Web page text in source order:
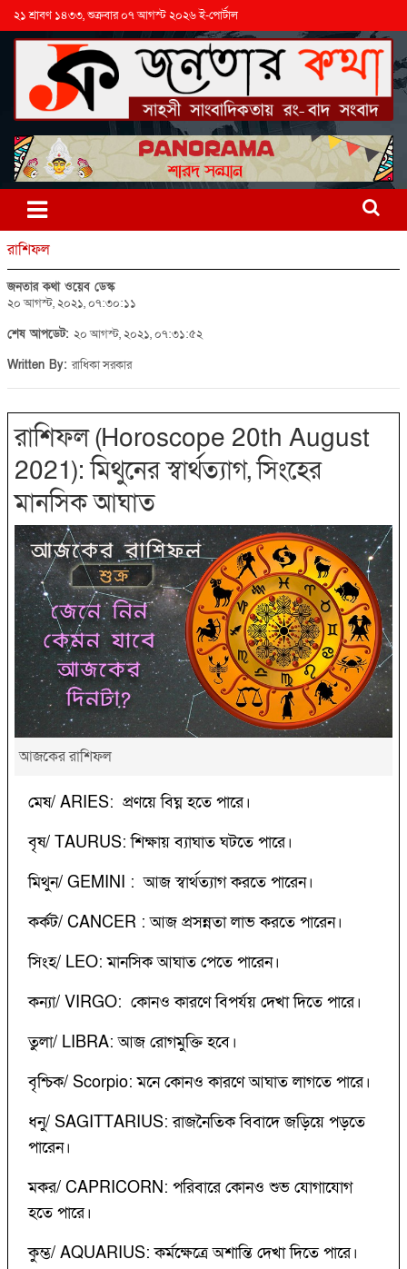
২১ শ্রাবণ ১৪৩৩, শুক্রবার ০৭ আগস্ট ২০২৬ ই-পোর্টাল
রাশিফল
জনতার কথা ওয়েব ডেস্ক
২০ আগস্ট, ২০২১, ০৭:৩০:১১
শেষ আপডেট: ২০ আগস্ট, ২০২১, ০৭:৩১:৫২
Written By:রাধিকা সরকার
রাশিফল (Horoscope 20th August
2021): মিথুনের স্বার্থত্যাগ, সিংহের
মানসিক আঘাত
আজকের রাশিফল
মেষ/ ARIES: প্রণয়ে বিঘ্ন হতে পারে।
বৃষ/ TAURUS: শিক্ষায় ব্যাঘাত ঘটতে পারে।
মিথুন/ GEMINI : আজ স্বার্থত্যাগ করতে পারেন।
কর্কট/ CANCER : আজ প্রসন্নতা লাভ করতে পারেন।
সিংহ/ LEO: মানসিক আঘাত পেতে পারেন।
কন্যা/ VIRGO: কোনও কারণে বিপর্যয় দেখা দিতে পারে।
তুলা/ LIBRA: আজ রোগমুক্তি হবে।
বৃশ্চিক/ Scorpio: মনে কোনও কারণে আঘাত লাগতে পারে।
ধনু/ SAGITTARIUS: রাজনৈতিক বিবাদে জড়িয়ে পড়তে
পারেন।
মকর/ CAPRICORN: পরিবারে কোনও শুভ যোগাযোগ
হতে পারে।
কুম্ভ/ AQUARIUS: কর্মক্ষেত্রে অশান্তি দেখা দিতে পারে।